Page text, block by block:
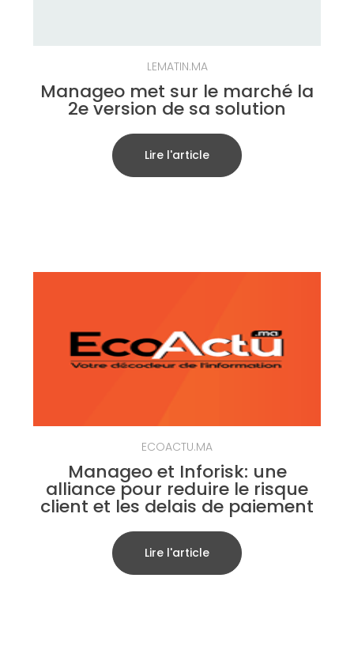
LEMATIN.MA
Manageo met sur le marché la
2e version de sa solution
Lire l'article
ECOACTU.MA
Manageo et Inforisk: une
alliance pour reduire le risque
client et les delais de paiement
Lire l'article